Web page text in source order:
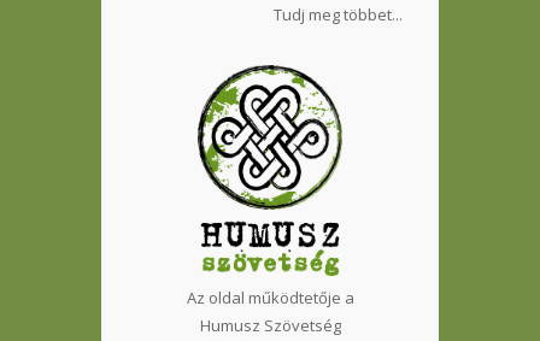
Tudj meg többet...
Az oldal működtetője a
Humusz Szövetség